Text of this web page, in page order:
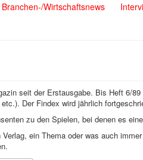
Branchen-/Wirtschaftsnews
seit der Erstausgabe. Bis Heft 6/
Der Findex wird jährlich
zu den Spielen, bei denen es
ein Thema oder was auch